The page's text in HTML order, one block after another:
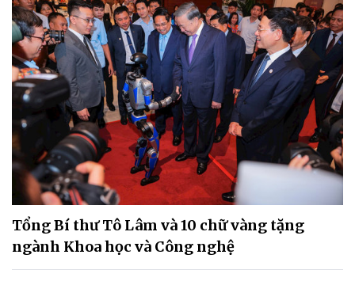
Tổng Bí thư Tô Lâm và 10 chữ vàng tặng
ngành Khoa học và Công nghệ